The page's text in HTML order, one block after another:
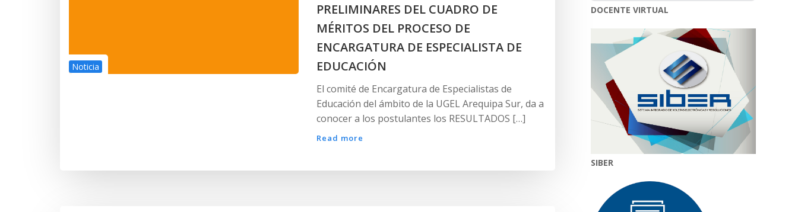
Noticia
PRELIMINARES DEL CUADRO DE
MÉRITOS DEL PROCESO DE
ENCARGATURA DE ESPECIALISTA DE
EDUCACIÓN
El comité de Encargatura de Especialistas de
Educación del ámbito de la UGEL Arequipa Sur, da a
conocer a los postulantes los RESULTADOS […]
Read more
DOCENTE VIRTUAL
SIBER